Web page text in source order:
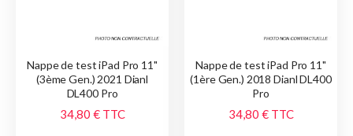
Nappe de test iPad Pro 11"
(3ème Gen.) 2021 Dianl
DL400 Pro
34,80 € TTC
Nappe de test iPad Pro 11"
(1ère Gen.) 2018 Dianl DL400
Pro
34,80 € TTC